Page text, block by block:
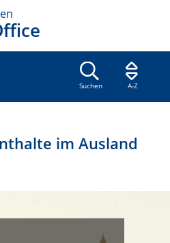
Suchen A-Z
im Ausland